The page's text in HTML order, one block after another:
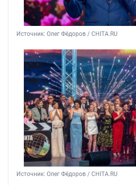
Источник: Олег Фёдоров / CHITA.RU
Источник: Олег Фёдоров / CHITA.RU